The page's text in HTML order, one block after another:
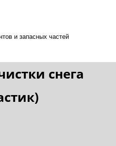
и запасных частей
снега